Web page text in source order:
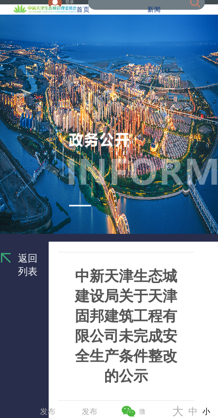
登录
首页 新闻
返回
列表
中新天津生态城
建设局关于天津
固邦建筑工程有
限公司未完成安
全生产条件整改
的公示
发布 发布 微 大 中 小